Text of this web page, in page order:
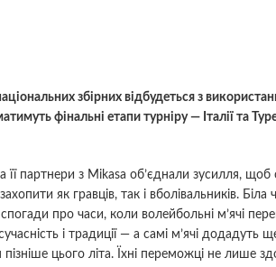
збірних відбудеться з
фінальні етапи турніру — Італії та
партнери з Mikasa об’єднали зусилля, щоб
як гравців, так і вболівальників. Біла
про часи, коли волейбольні м’ячі
і традиції — а самі м’ячі додадуть
цього літа. Їхні переможці не лише